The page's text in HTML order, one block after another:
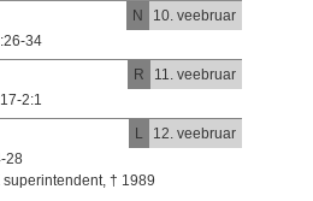
N
10. veebruar
34
R
11. veebruar
2:1
L
12. veebruar
28
† 1989